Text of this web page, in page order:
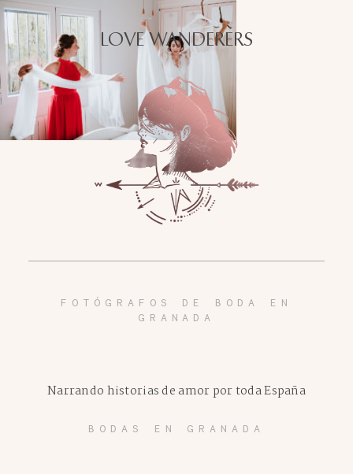
LOVE WANDERERS
FOTÓGRAFOS DE BODA EN
GRANADA
BODAS EN GRANADA
Narrando historias de amor por toda España